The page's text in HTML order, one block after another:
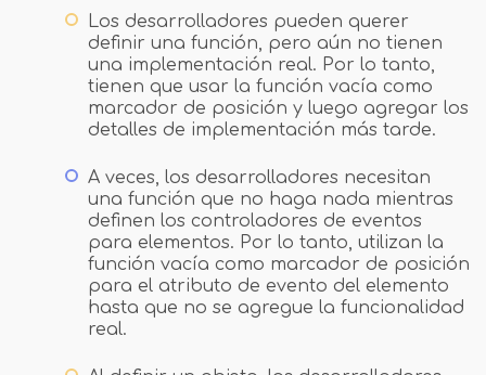
Los desarrolladores pueden querer
definir una función, pero aún no tienen
una implementación real. Por lo tanto,
tienen que usar la función vacía como
marcador de posición y luego agregar los
detalles de implementación más tarde.
A veces, los desarrolladores necesitan
una función que no haga nada mientras
definen los controladores de eventos
para elementos. Por lo tanto, utilizan la
función vacía como marcador de posición
para el atributo de evento del elemento
hasta que no se agregue la funcionalidad
real.